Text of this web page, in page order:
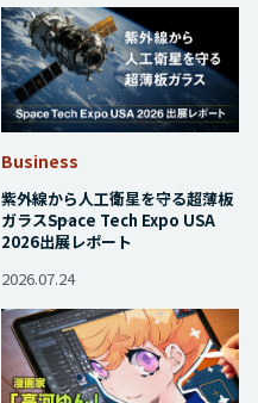
Business
紫外線から人工衛星を守る超薄板
ガラス――Space Tech Expo USA
2026出展レポート
2026.07.24